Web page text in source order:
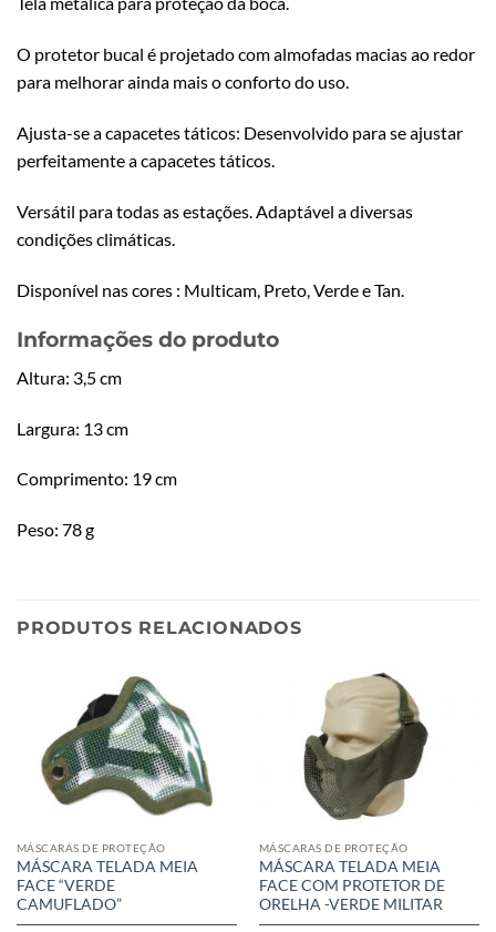
O protetor bucal é projetado com almofadas macias ao redor
para melhorar ainda mais o conforto do uso.
Ajusta-se a capacetes táticos: Desenvolvido para se ajustar
perfeitamente a capacetes táticos.
Versátil para todas as estações. Adaptável a diversas
condições climáticas.
Disponível nas cores : Multicam, Preto, Verde e Tan.
Informações do produto
Altura: 3,5 cm
Largura: 13 cm
Comprimento: 19 cm
Peso: 78 g
PRODUTOS RELACIONADOS
MÁSCARAS DE PROTEÇÃO
MÁSCARA TELADA MEIA
FACE “VERDE
CAMUFLADO”
MÁSCARAS DE PROTEÇÃO
MÁSCARA TELADA MEIA
FACE COM PROTETOR DE
ORELHA -VERDE MILITAR